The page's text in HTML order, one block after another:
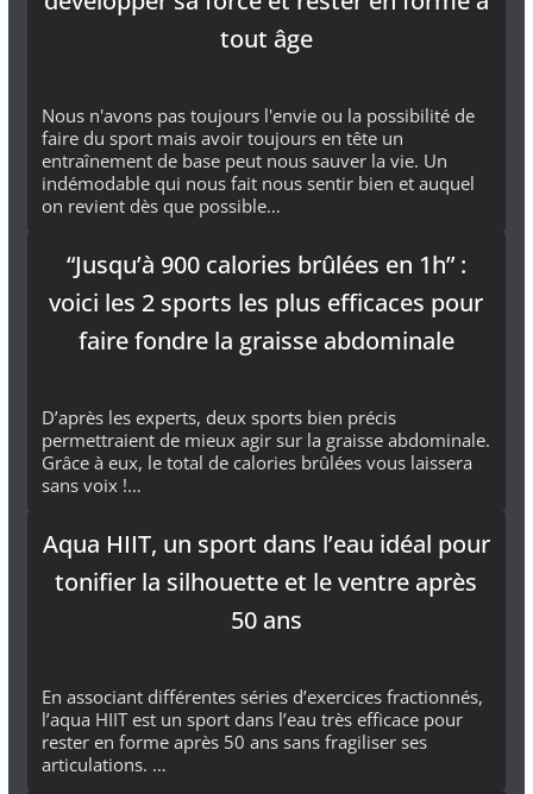
tout âge
Nous n'avons pas toujours l'envie ou la possibilité de
faire du sport mais avoir toujours en tête un
entraînement de base peut nous sauver la vie. Un
indémodable qui nous fait nous sentir bien et auquel
on revient dès que possible…
“Jusqu’à 900 calories brûlées en 1h” :
voici les 2 sports les plus efficaces pour
faire fondre la graisse abdominale
D’après les experts, deux sports bien précis
permettraient de mieux agir sur la graisse abdominale.
Grâce à eux, le total de calories brûlées vous laissera
sans voix !…
Aqua HIIT, un sport dans l’eau idéal pour
tonifier la silhouette et le ventre après
50 ans
En associant différentes séries d’exercices fractionnés,
l’aqua HIIT est un sport dans l’eau très efficace pour
rester en forme après 50 ans sans fragiliser ses
articulations. …